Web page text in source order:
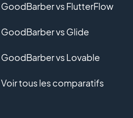
GoodBarber vs FlutterFlow
GoodBarber vs Glide
GoodBarber vs Lovable
Voir tous les comparatifs